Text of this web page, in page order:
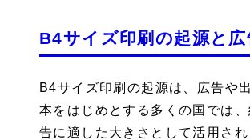
B4サイズ印刷の起源と
B4サイズ印刷の起源は、広告や
本をはじめとする多くの国では
告に適した大きさとして活用さ